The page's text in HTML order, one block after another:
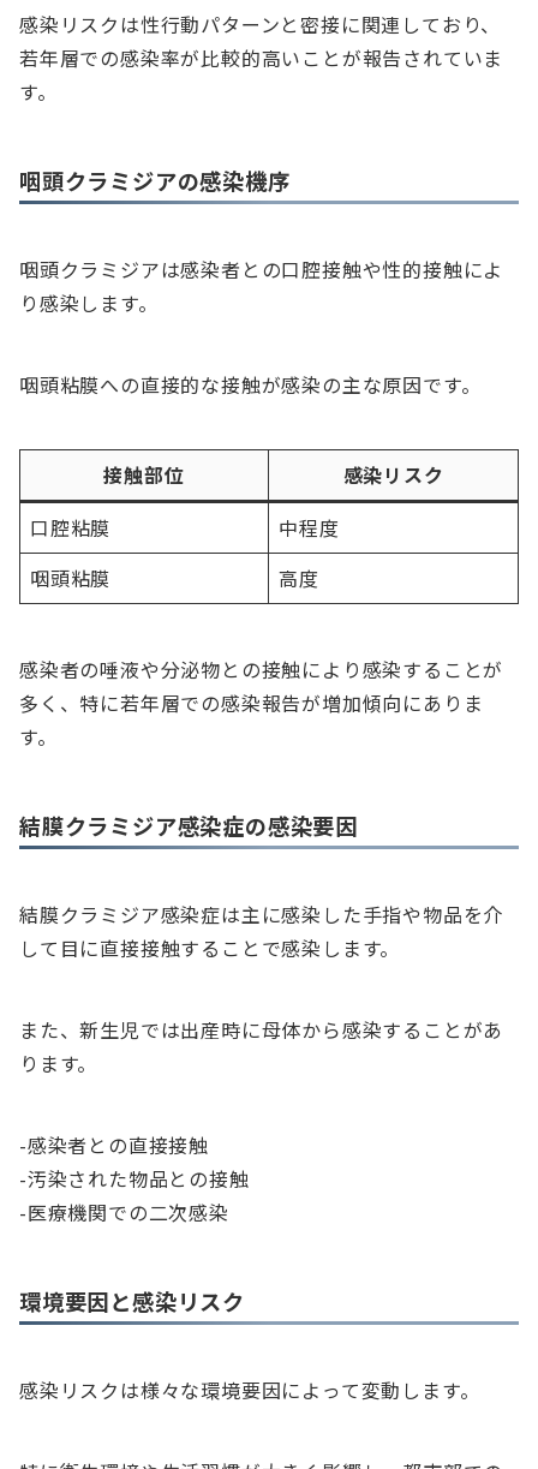
感染リスクは性行動パターンと密接に関連しており、
若年層での感染率が比較的高いことが報告されていま
す。
咽頭クラミジアの感染機序
咽頭クラミジアは感染者との口腔接触や性的接触によ
り感染します。
咽頭粘膜への直接的な接触が感染の主な原因です。
接触部位
感染リスク
口腔粘膜
中程度
咽頭粘膜
高度
感染者の唾液や分泌物との接触により感染することが
多く、特に若年層での感染報告が増加傾向にありま
す。
結膜クラミジア感染症の感染要因
結膜クラミジア感染症は主に感染した手指や物品を介
して目に直接接触することで感染します。
また、新生児では出産時に母体から感染することがあ
ります。
-感染者との直接接触
-汚染された物品との接触
-医療機関での二次感染
環境要因と感染リスク
感染リスクは様々な環境要因によって変動します。